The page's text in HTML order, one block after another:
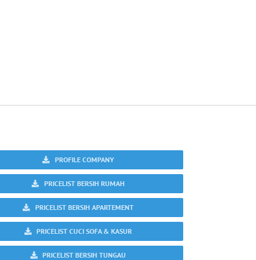
PROFILE COMPANY
PRICELIST BERSIH RUMAH
PRICELIST BERSIH APARTEMENT
PRICELIST CUCI SOFA & KASUR
PRICELIST BERSIH TUNGAU